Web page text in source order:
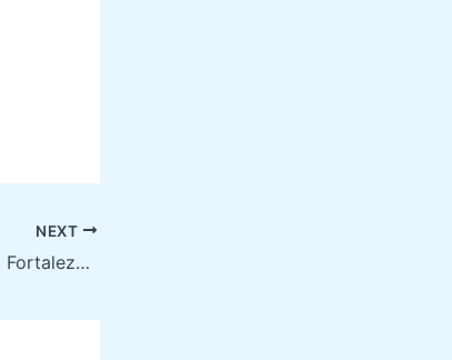
NEXT
Distância Fortaleza a Jericoacoara: O Melhor Roteiro de Viagem